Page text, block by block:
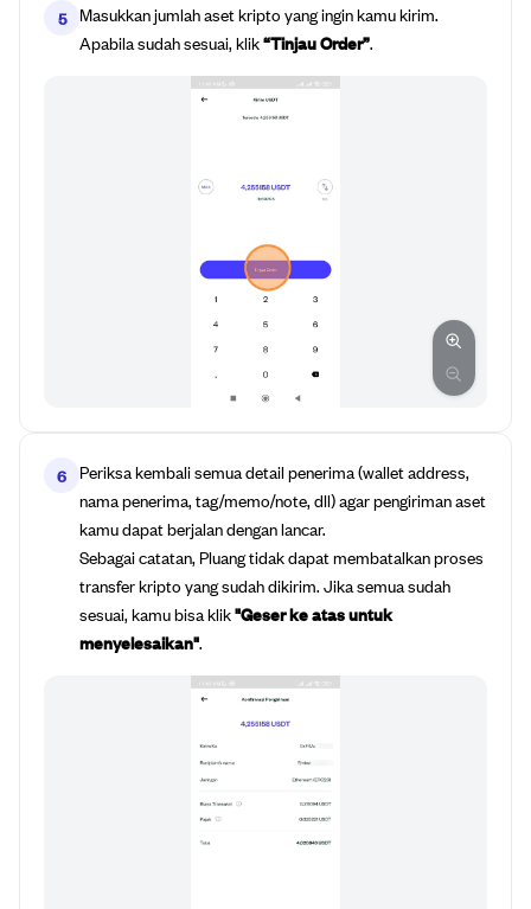
5 Masukkan jumlah aset kripto yang ingin kamu kirim.
Apabila sudah sesuai, klik“Tinjau Order”.
6 Periksa kembali semua detail penerima (wallet address,
nama penerima, tag/memo/note, dll) agar pengiriman aset
kamu dapat berjalan dengan lancar.
Sebagai catatan, Pluang tidak dapat membatalkan proses
transfer kripto yang sudah dikirim. Jika semua sudah
sesuai, kamu bisa klik"Geser ke atas untuk
menyelesaikan".